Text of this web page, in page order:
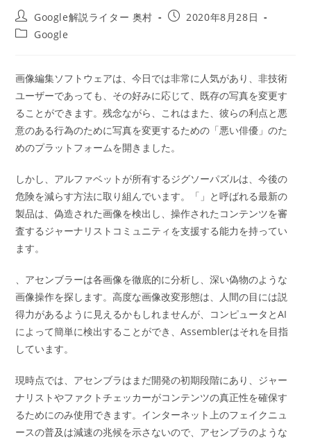
投
稿
者:
Google解説ライター 奥村
投
2020年8月28日
投
テ
ゴ
リ
ー:
Google
画像編集ソフトウェアは、今日では非常に人気があり、非技術
ユーザーであっても、その好みに応じて、既存の写真を変更す
ることができます。残念ながら、これはまた、彼らの利点と悪
意のある行為のために写真を変更するための「悪い俳優」のた
めのプラットフォームを開きました。
しかし、アルファベットが所有するジグソーパズルは、今後の
危険を減らす方法に取り組んでいます。「」と呼ばれる最新の
製品は、偽造された画像を検出し、操作されたコンテンツを審
査するジャーナリストコミュニティを支援する能力を持ってい
ます。
、アセンブラーは各画像を徹底的に分析し、深い偽物のような
画像操作を探します。高度な画像改変形態は、人間の目には説
得力があるように見えるかもしれませんが、コンピュータとAI
によって簡単に検出することができ、Assemblerはそれを目指
しています。
現時点では、アセンブラはまだ開発の初期段階にあり、ジャー
ナリストやファクトチェッカーがコンテンツの真正性を確保す
るためにのみ使用できます。インターネット上のフェイクニュ
ースの普及は減速の兆候を示さないので、アセンブラのような